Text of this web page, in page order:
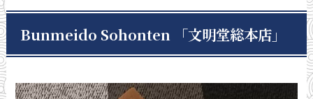
Bunmeido Sohonten 「文明堂総本店」